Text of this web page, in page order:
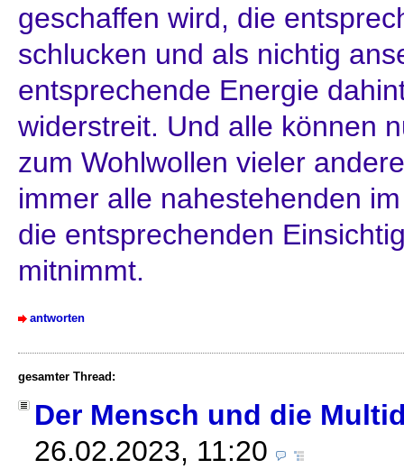
geschaffen wird, die
schlucken und als nichtig
entsprechende Energie
widerstreit. Und alle können
zum Wohlwollen vieler
immer alle nahestehenden
die entsprechenden
mitnimmt.
antworten
gesamter Thread:
Der Mensch und die
26.02.2023, 11:20